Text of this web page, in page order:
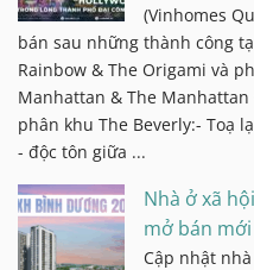
(Vinhomes
bán sau những thành công
Rainbow & The Origami và
Manhattan & The
phân khu The Beverly:- Toạ
- độc tôn giữa ...
Nhà ở xã
mở bán
Cập nhật